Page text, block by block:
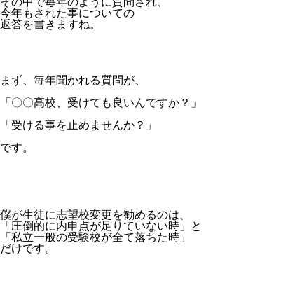
今年もされた事についての
返答を書きますね。
まず、毎年聞かれる質問が、
「〇〇高校、受けても良いんですか？」
「受ける事を止めませんか？」
です。
僕が生徒に志望校変更を勧めるのは、
「圧倒的に内申点が足りていない時」と
「私立一般の受験校が全て落ちた時」
だけです。